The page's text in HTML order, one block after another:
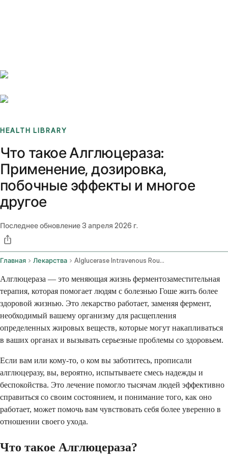
HEALTH LIBRARY
Что такое Алглюцераза:
Применение, дозировка,
побочные эффекты и многое
другое
Последнее обновление3 апреля 2026 г.
Главная Лекарства Alglucerase Intravenous Route
Алглюцераза — это меняющая жизнь ферментозаместительная
терапия, которая помогает людям с болезнью Гоше жить более
здоровой жизнью. Это лекарство работает, заменяя фермент,
необходимый вашему организму для расщепления
определенных жировых веществ, которые могут накапливаться
в ваших органах и вызывать серьезные проблемы со здоровьем.
Если вам или кому-то, о ком вы заботитесь, прописали
алглюцеразу, вы, вероятно, испытываете смесь надежды и
беспокойства. Это лечение помогло тысячам людей эффективно
справиться со своим состоянием, и понимание того, как оно
работает, может помочь вам чувствовать себя более уверенно в
отношении своего ухода.
Что такое Алглюцераза?